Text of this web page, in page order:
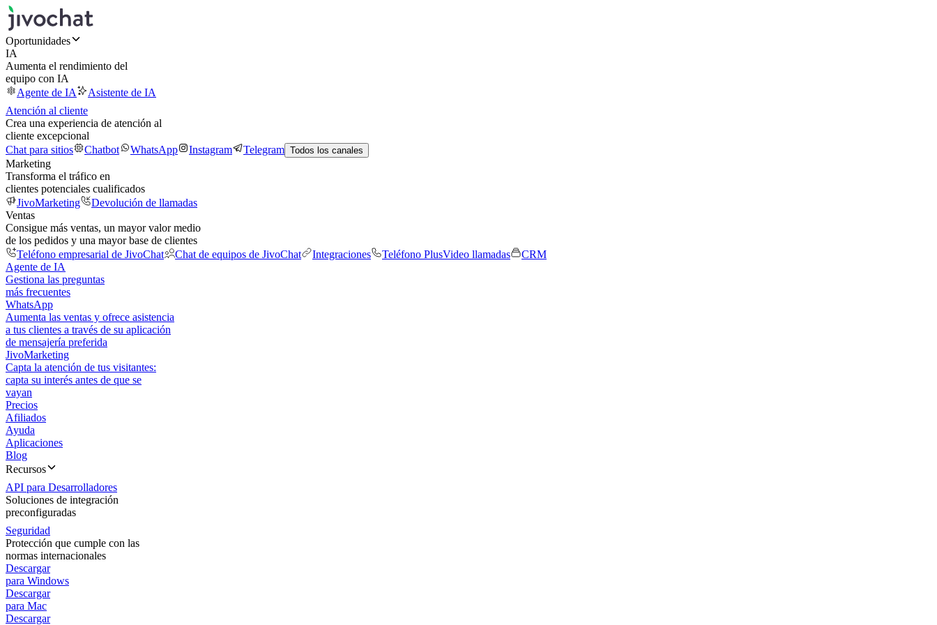
Oportunidades
IA
Aumenta el rendimiento del
equipo con IA
Agente de IA
Asistente de IA
Atención al cliente
Crea una experiencia de atención al
cliente excepcional
Chat para sitios
Chatbot WhatsApp Instagram Telegram Todos los canales
Marketing
Transforma el tráfico en
clientes potenciales cualificados
JivoMarketing
Devolución de llamadas
Ventas
Consigue más ventas, un mayor valor medio
de los pedidos y una mayor base de clientes
Teléfono empresarial de JivoChat
Chat de equipos de JivoChat Integraciones Teléfono PlusVideo llamadas
CRM
Agente de IA
Gestiona las preguntas
más frecuentes
WhatsApp
Aumenta las ventas y ofrece asistencia
a tus clientes a través de su aplicación
de mensajería preferida
JivoMarketing
Capta la atención de tus visitantes:
capta su interés antes de que se
vayan
Precios
Afiliados
Ayuda
Aplicaciones
Blog
Recursos
API para Desarrolladores
Soluciones de integración
preconfiguradas
Seguridad
Protección que cumple con las
normas internacionales
Descargar
para Windows
Descargar
para Mac
Descargar